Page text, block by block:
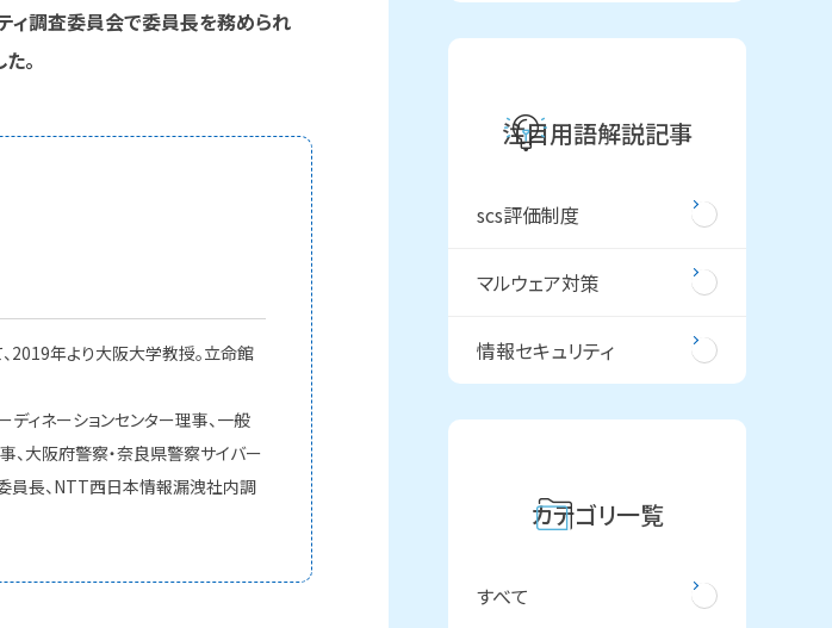
ィ調査委員会で委員長を務められ
。
年より大阪大学教授。立命館
ィネーションセンター理事、一般
、大阪府警察・奈良県警察サイバー
委員長、NTT西日本情報漏洩社内調
注目用語解説記事
scs評価制度
マルウェア対策
情報セキュリティ
カテゴリ一覧
すべて